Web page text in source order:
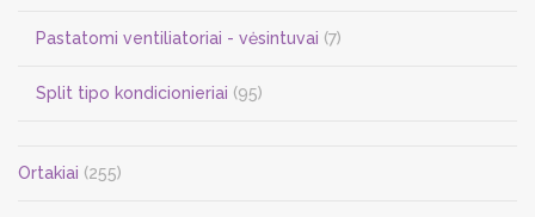
Pastatomi ventiliatoriai - vėsintuvai (7)
Split tipo kondicionieriai (95)
Ortakiai (255)